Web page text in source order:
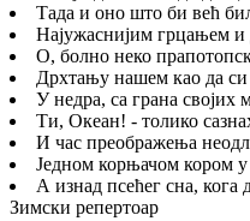
Тада и оно што би већ
Најужаснијим грцањем
О, болно неко
Дрхтању нашем као да си
У недра, са грана својих
Ти, Океан! - толико
И час преображења
Једном корњачом кором
А изнад псећег сна, кога
Зимски репертоар